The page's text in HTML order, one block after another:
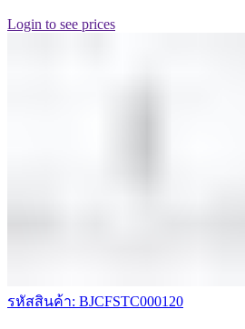
Login to see prices
รหัสสินค้า: BJCFSTC000120